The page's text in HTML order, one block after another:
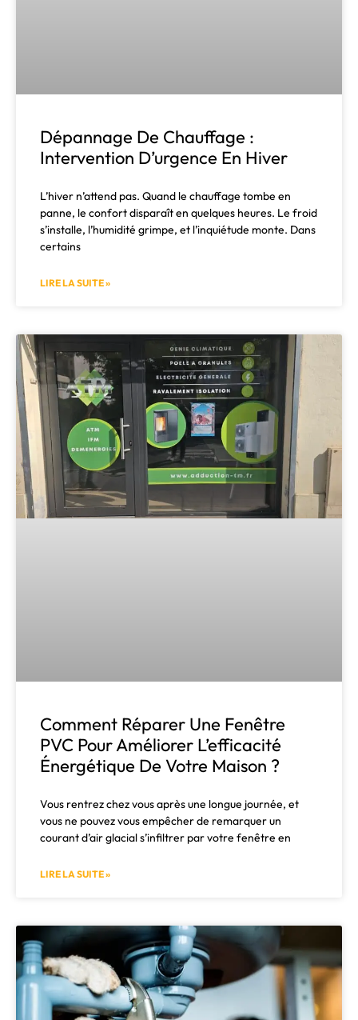
Dépannage De Chauffage :
Intervention D’urgence En Hiver
L’hiver n’attend pas. Quand le chauffage tombe en
panne, le confort disparaît en quelques heures. Le froid
s’installe, l’humidité grimpe, et l’inquiétude monte. Dans
certains
LIRE LA SUITE »
Comment Réparer Une Fenêtre
PVC Pour Améliorer L’efficacité
Énergétique De Votre Maison ?
Vous rentrez chez vous après une longue journée, et
vous ne pouvez vous empêcher de remarquer un
courant d’air glacial s’infiltrer par votre fenêtre en
LIRE LA SUITE »